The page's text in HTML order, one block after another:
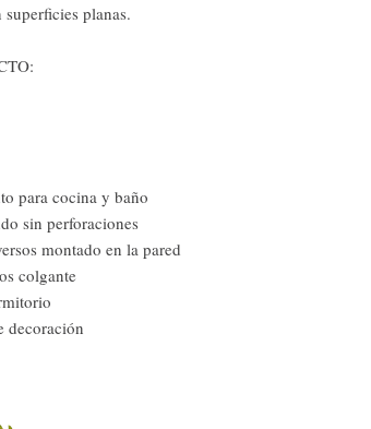
planas.
para cocina y baño
sin perforaciones
montado en la pared
colgante
decoración